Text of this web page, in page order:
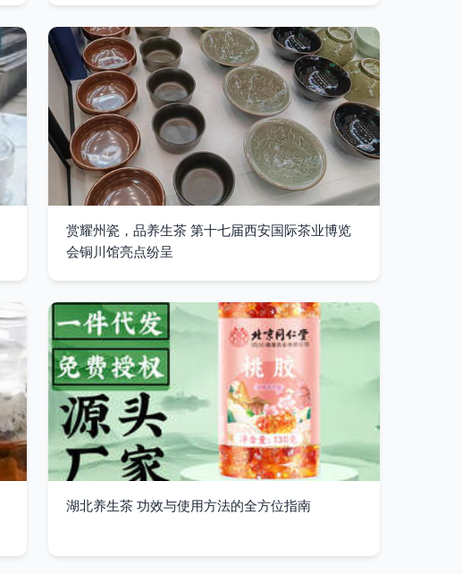
赏耀州瓷，品养生茶 第十七届西安国际茶业博览
会铜川馆亮点纷呈
湖北养生茶 功效与使用方法的全方位指南